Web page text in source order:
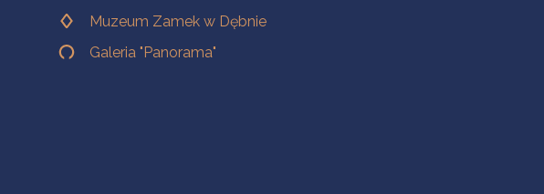
Muzeum Zamek w Dębnie
Galeria "Panorama"